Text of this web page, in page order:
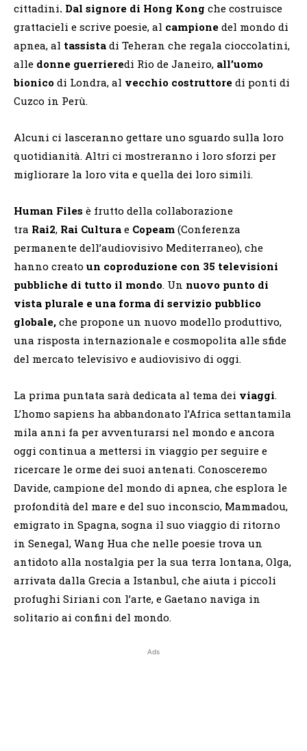
cittadini. Dal signore di Hong Kong che costruisce
grattacieli e scrive poesie, al campione del mondo di
apnea, al tassista di Teheran che regala cioccolatini,
alle donne guerrieredi Rio de Janeiro, all’uomo
bionico di Londra, al vecchio costruttore di ponti di
Cuzco in Perù.
Alcuni ci lasceranno gettare uno sguardo sulla loro
quotidianità. Altri ci mostreranno i loro sforzi per
migliorare la loro vita e quella dei loro simili.
Human Files è frutto della collaborazione
tra Rai2, Rai Cultura e Copeam (Conferenza
permanente dell’audiovisivo Mediterraneo), che
hanno creato un coproduzione con 35 televisioni
pubbliche di tutto il mondo. Un nuovo punto di
vista plurale e una forma di servizio pubblico
globale, che propone un nuovo modello produttivo,
una risposta internazionale e cosmopolita alle sfide
del mercato televisivo e audiovisivo di oggi.
La prima puntata sarà dedicata al tema dei viaggi.
L’homo sapiens ha abbandonato l’Africa settantamila
mila anni fa per avventurarsi nel mondo e ancora
oggi continua a mettersi in viaggio per seguire e
ricercare le orme dei suoi antenati. Conosceremo
Davide, campione del mondo di apnea, che esplora le
profondità del mare e del suo inconscio, Mammadou,
emigrato in Spagna, sogna il suo viaggio di ritorno
in Senegal, Wang Hua che nelle poesie trova un
antidoto alla nostalgia per la sua terra lontana, Olga,
arrivata dalla Grecia a Istanbul, che aiuta i piccoli
profughi Siriani con l’arte, e Gaetano naviga in
solitario ai confini del mondo.
Ads